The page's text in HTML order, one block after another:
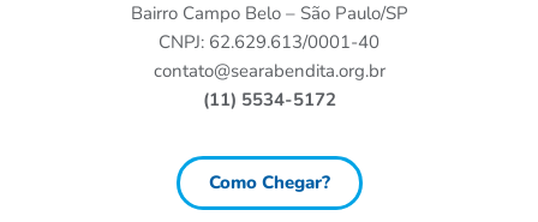
Bairro Campo Belo – São Paulo/SP
CNPJ: 62.629.613/0001-40
contato@searabendita.org.br
(11) 5534-5172
Como Chegar?